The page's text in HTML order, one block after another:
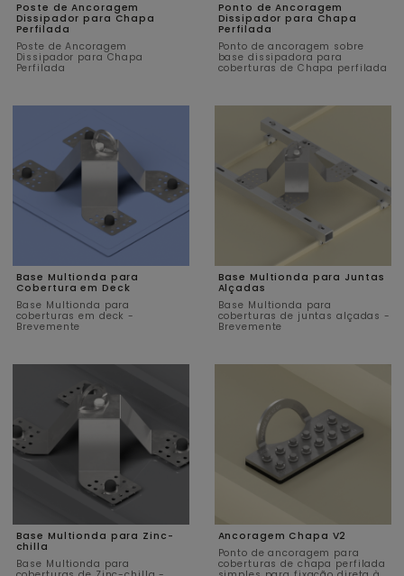
Poste de Ancoragem
Dissipador para Chapa
Perfilada
Poste de Ancoragem
Dissipador para Chapa
Perfilada
Ponto de Ancoragem
Dissipador para Chapa
Perfilada
Ponto de ancoragem sobre
base dissipadora para
coberturas de Chapa perfilada
Base Multionda para
Cobertura em Deck
Base Multionda para
coberturas em deck -
Brevemente
Base Multionda para Juntas
Alçadas
Base Multionda para
coberturas de juntas alçadas -
Brevemente
Base Multionda para Zinc-
chilla
Base Multionda para
Ancoragem Chapa V2
Ponto de ancoragem para
coberturas de chapa perfilada